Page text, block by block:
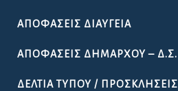
ΑΠΟΦΆΣΕΙΣ ΔΙΑΎΓΕΙΑ
ΑΠΟΦΆΣΕΙΣ ΔΗΜΆΡΧΟΥ – Δ.Σ.
ΔΕΛΤΊΑ ΤΎΠΟΥ / ΠΡΟΣΚΛΉΣΕΙΣ